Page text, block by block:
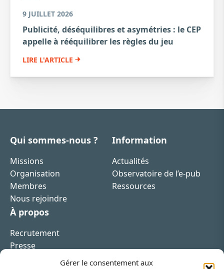
Gérer le consentement aux
9 JUILLET 2026
Publicité, déséquilibres et asymétries : le CEP
appelle à rééquilibrer les règles du jeu
LIRE L'ARTICLE
Qui sommes-nous ?
Missions
Organisation
Membres
Nous rejoindre
Information
Actualités
Observatoire de l’e-pub
Ressources
À propos
Recrutement
Presse